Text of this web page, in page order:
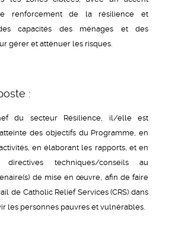
renforcement de la résilience et
des capacités des ménages et des
gérer et atténuer les risques.
:
du secteur Résilience, il/elle est
des objectifs du Programme, en
en élaborant les rapports, et en
techniques/conseils au
de mise en œuvre, afin de faire
de Catholic Relief Services (CRS) dans
les personnes pauvres et vulnérables.